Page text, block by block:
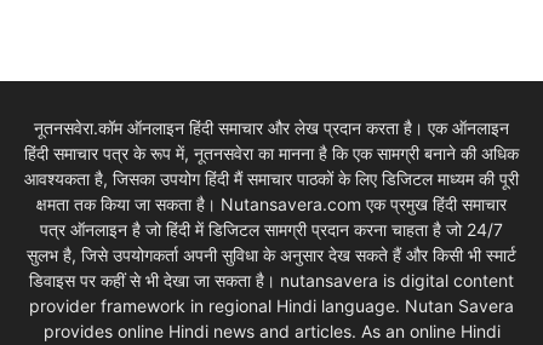
नूतनसवेरा.कॉम ऑनलाइन हिंदी समाचार और लेख प्रदान करता है। एक ऑनलाइन
हिंदी समाचार पत्र के रूप में, नूतनसवेरा का मानना है कि एक सामग्री बनाने की अधिक
आवश्यकता है, जिसका उपयोग हिंदी मैं समाचार पाठकों के लिए डिजिटल माध्यम की पूरी
क्षमता तक किया जा सकता है। Nutansavera.com एक प्रमुख हिंदी समाचार
पत्र ऑनलाइन है जो हिंदी में डिजिटल सामग्री प्रदान करना चाहता है जो 24/7
सुलभ है, जिसे उपयोगकर्ता अपनी सुविधा के अनुसार देख सकते हैं और किसी भी स्मार्ट
डिवाइस पर कहीं से भी देखा जा सकता है। nutansavera is digital content
provider framework in regional Hindi language. Nutan Savera
provides online Hindi news and articles. As an online Hindi